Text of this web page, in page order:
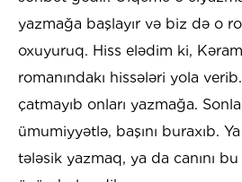
yazmağa başlayır və biz də o
oxuyuruq. Hiss elədim ki,
romanındakı hissələri yola
çatmayıb onları yazmağa.
ümumiyyətlə, başını buraxıb.
tələsik yazmaq, ya da canını